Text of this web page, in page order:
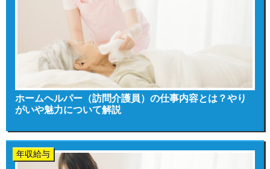
ホームヘルパー（訪問介護員）の仕事内容とは？やり
がいや魅力について解説
年収給与